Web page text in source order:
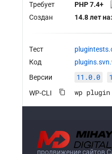
Требует
PHP 7.4+
Создан
14.8 лет
Тест
Код
Версии
11.0.0
WP-CLI
продвижение сайтов